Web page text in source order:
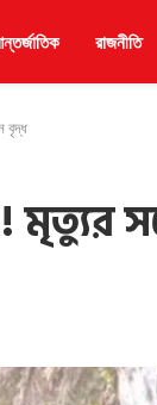
রাজনীতি
বৃদ্ধ